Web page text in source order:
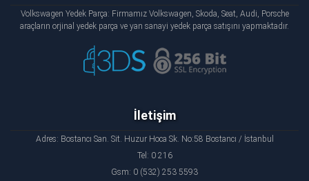
Volkswagen Yedek Parça: Firmamız Volkswagen, Skoda, Seat, Audi, Porsche
araçların orjinal yedek parça ve yan sanayi yedek parça satışını yapmaktadır.
İletişim
Adres: Bostancı San. Sit. Huzur Hoca Sk. No:58 Bostancı / İstanbul
Tel: 0 216
Gsm: 0 (532) 253 5593